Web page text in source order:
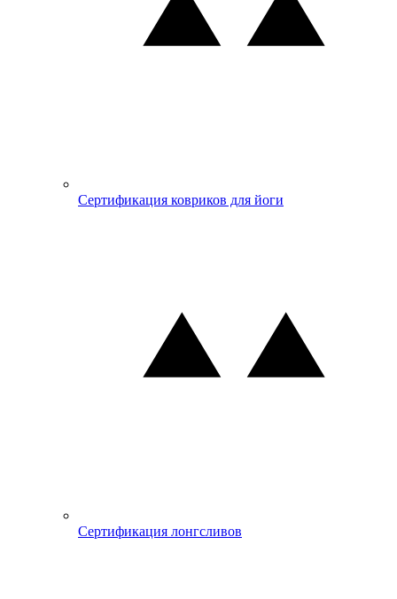
Сертификация ковриков для йоги
Сертификация лонгсливов